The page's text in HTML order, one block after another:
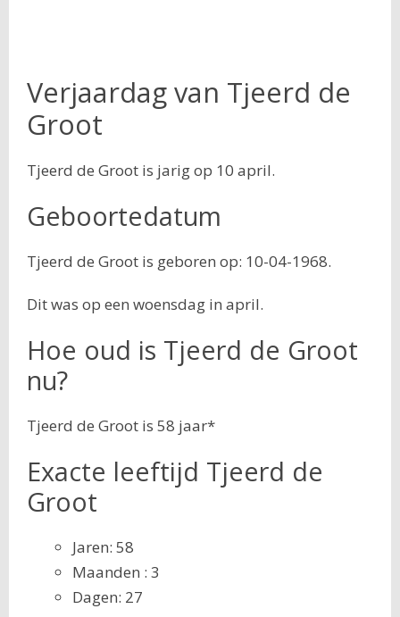
Verjaardag van Tjeerd de
Groot
Tjeerd de Groot is jarig op 10 april.
Geboortedatum
Tjeerd de Groot is geboren op: 10-04-1968.
Dit was op een woensdag in april.
Hoe oud is Tjeerd de Groot
nu?
Tjeerd de Groot is 58 jaar*
Exacte leeftijd Tjeerd de
Groot
Jaren: 58
Maanden : 3
Dagen: 27